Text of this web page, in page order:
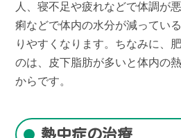
人、寝不足や疲れなどで体調が
痢などで体内の水分が減ってい
りやすくなります。ちなみに、
のは、皮下脂肪が多いと体内の
からです。
熱中症の治療